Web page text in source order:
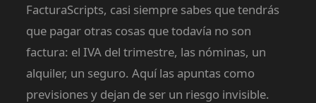
FacturaScripts, casi siempre sabes que tendrás
que pagar otras cosas que todavía no son
factura: el IVA del trimestre, las nóminas, un
alquiler, un seguro. Aquí las apuntas como
previsiones y dejan de ser un riesgo invisible.